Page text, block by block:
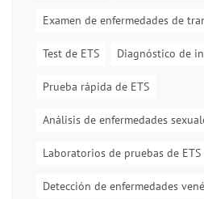
Examen de enfermedades de
Test de ETS Diagnóstico de
Prueba rápida de ETS
Análisis de enfermedades
Laboratorios de pruebas de ETS
Detección de enfermedades